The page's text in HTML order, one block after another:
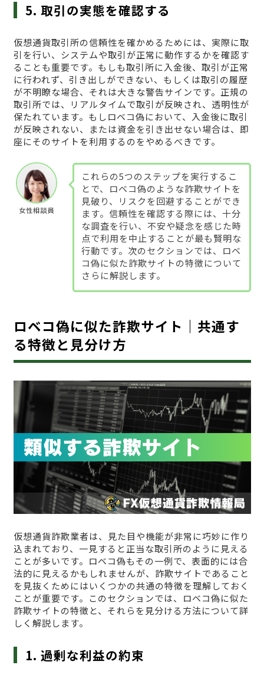
5. 取引の実態を確認する
仮想通貨取引所の信頼性を確かめるためには、実際に取
引を行い、システムや取引が正常に動作するかを確認す
ることも重要です。もしも取引所に入金後、取引が正常
に行われず、引き出しができない、もしくは取引の履歴
が不明瞭な場合、それは大きな警告サインです。正規の
取引所では、リアルタイムで取引が反映され、透明性が
保たれています。もしロベコ偽において、入金後に取引
が反映されない、または資金を引き出せない場合は、即
座にそのサイトを利用するのをやめるべきです。
女性相談員
これらの5つのステップを実行するこ
とで、ロベコ偽のような詐欺サイトを
見破り、リスクを回避することができ
ます。信頼性を確認する際には、十分
な調査を行い、不安や疑念を感じた時
点で利用を中止することが最も賢明な
行動です。次のセクションでは、ロベ
コ偽に似た詐欺サイトの特徴について
さらに解説します。
ロベコ偽に似た詐欺サイト｜共通す
る特徴と見分け方
仮想通貨詐欺業者は、見た目や機能が非常に巧妙に作り
込まれており、一見すると正当な取引所のように見える
ことが多いです。ロベコ偽もその一例で、表面的には合
法的に見えるかもしれませんが、詐欺サイトであること
を見抜くためにはいくつかの共通の特徴を理解しておく
ことが重要です。このセクションでは、ロベコ偽に似た
詐欺サイトの特徴と、それらを見分ける方法について詳
しく解説します。
1. 過剰な利益の約束